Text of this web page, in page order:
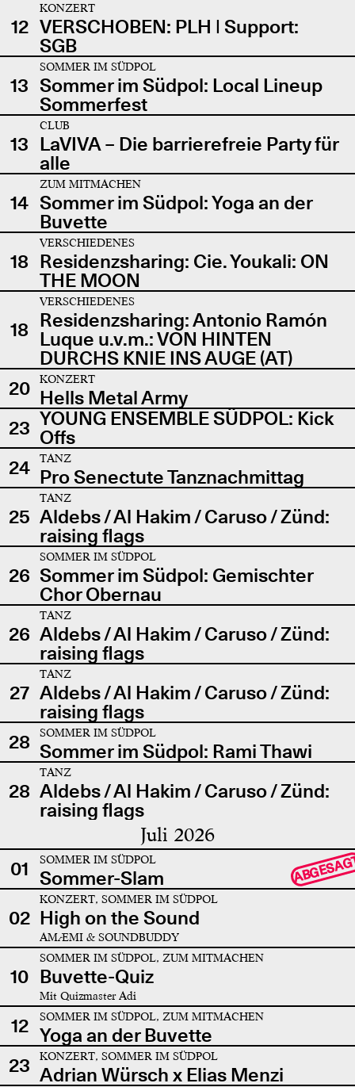
12
KONZERT
VERSCHOBEN: PLH | Support:
SGB
13
SOMMER IM SÜDPOL
Sommer im Südpol: Local Lineup
Sommerfest
13
CLUB
LaVIVA – Die barrierefreie Party für
alle
14
ZUM MITMACHEN
Sommer im Südpol: Yoga an der
Buvette
18
VERSCHIEDENES
Residenzsharing: Cie. Youkali: ON
THE MOON
18
VERSCHIEDENES
Residenzsharing: Antonio Ramón
Luque u.v.m.: VON HINTEN
DURCHS KNIE INS AUGE (AT)
20
KONZERT
Hells Metal Army
23 YOUNG ENSEMBLE SÜDPOL: Kick
Offs
24
TANZ
Pro Senectute Tanznachmittag
25
TANZ
Aldebs / Al Hakim / Caruso / Zünd:
raising flags
26
SOMMER IM SÜDPOL
Sommer im Südpol: Gemischter
Chor Obernau
26
TANZ
Aldebs / Al Hakim / Caruso / Zünd:
raising flags
27
TANZ
Aldebs / Al Hakim / Caruso / Zünd:
raising flags
28
SOMMER IM SÜDPOL
Sommer im Südpol: Rami Thawi
28
TANZ
Aldebs / Al Hakim / Caruso / Zünd:
raising flags
Juli 2026
01 SOMMER IM SÜDPOL
Sommer-Slam
02
KONZERT, SOMMER IM SÜDPOL
High on the Sound
AMÆMI & SOUNDBUDDY
10
SOMMER IM SÜDPOL, ZUM MITMACHEN
Buvette-Quiz
Mit Quizmaster Adi
12 SOMMER IM SÜDPOL, ZUM MITMACHEN
Yoga an der Buvette
23
KONZERT, SOMMER IM SÜDPOL
Adrian Würsch x Elias Menzi